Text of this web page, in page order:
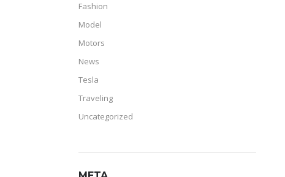
Fashion
Model
Motors
News
Tesla
Traveling
Uncategorized